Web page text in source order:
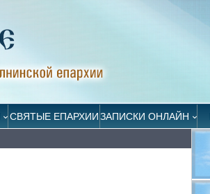
СВЯТЫЕ ЕПАРХИИЗАПИСКИ ОНЛАЙН